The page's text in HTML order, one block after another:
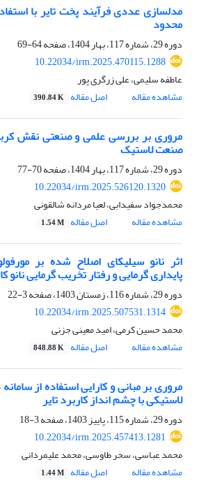
مدلسازی عددی فرآیند پخت تایر با
محدود
دوره 29، شماره 117، بهار 1404، صفحه
64-69
10.22034/irm.2025.470115.1288
عاطفه سلیمی، علی زرگری پور
مشاهده مقاله
اصل مقاله 390.84 K
مروری بر بررسی علمی و صنعتی نقش
صنعت لاستیک
دوره 29، شماره 117، بهار 1404، صفحه
70-77
10.22034/irm.2025.526120.1320
محمدجواد سفیدابی، لعیا مردانه شالقونی
مشاهده مقاله
اصل مقاله 1.54 M
اثر نانو سیلیکای اصلاح شده بر
پایداری گرمایی و رفتار تخریب گرمایی
دوره 29، شماره 116، زمستان 1403، صفحه
3-22
10.22034/irm.2025.507531.1314
محمد حسین کرمی، امید معینی جزنی
مشاهده مقاله
اصل مقاله 848.88 K
مروری بر مبانی و کارایی استفاده از
لاستیکی با چشم انداز کاربرد تایر
دوره 29، شماره 115، پاییز 1403، صفحه
3-18
10.22034/irm.2025.457413.1281
محمد عباسی، سحر طاوسی، محمد علیمردانی
مشاهده مقاله
اصل مقاله 1.44 M